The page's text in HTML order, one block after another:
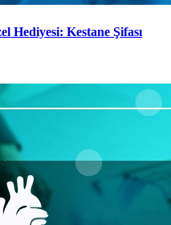
Hediyesi: Kestane Şifası